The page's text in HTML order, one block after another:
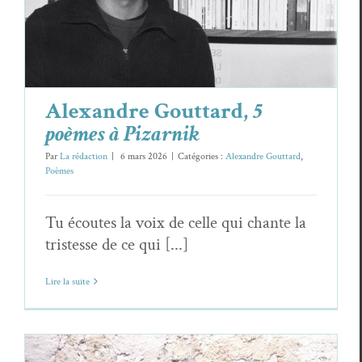
Alexandre Gouttard Poèmes
Alexandre Gouttard,5
poèmes à Pizarnik
ParLa rédaction | 6 mars 2026 | Catégories : Alexandre Gouttard,
Poèmes
Tu écoutes la voix de celle qui chante la
tristesse de ce qui [...]
Lire la suite